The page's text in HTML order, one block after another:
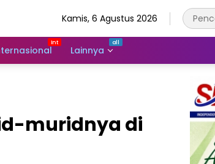
Kamis, 6 Agustus 2026
Lainnya
muridnya di